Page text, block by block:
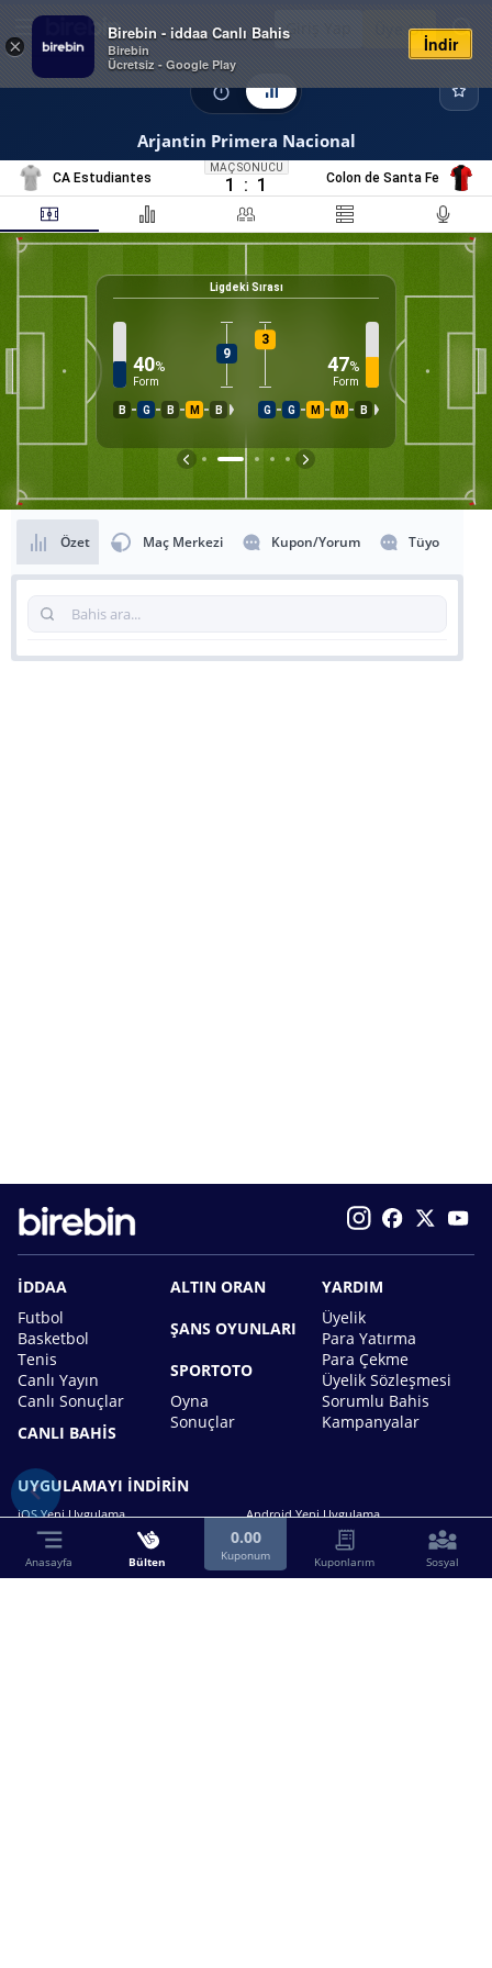
×
Birebin - iddaa Canlı Bahis
Birebin
Ücretsiz - Google Play
İndir
Giriş Yap Üye Ol
Arjantin Primera Nacional
CA Estudiantes
MAÇ SONUCU
1 : 1 Colon de Santa Fe
Ligdeki Sırası
40%
Form
9
3
47%
Form
B G B M B G G M M B
Özet Maç Merkezi Kupon/Yorum Tüyo
İDDAA
Futbol
Basketbol
Tenis
Canlı Yayın
Canlı Sonuçlar
CANLI BAHİS
ALTIN ORAN
ŞANS OYUNLARI
SPORTOTO
Oyna
Sonuçlar
YARDIM
Üyelik
Para Yatırma
Para Çekme
Üyelik Sözleşmesi
Sorumlu Bahis
Kampanyalar
UYGULAMAYI İNDİRİN
iOS Yeni Uygulama Android Yeni Uygulama
Anasayfa Bülten
0.00
Kuponum Kuponlarım Sosyal